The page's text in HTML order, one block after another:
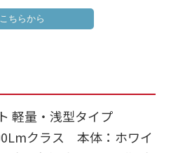
ちらから
軽量・浅型タイプ
クラス 本体：ホワイ